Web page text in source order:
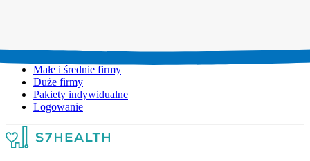
Małe i średnie firmy
Duże firmy
Pakiety indywidualne
Logowanie